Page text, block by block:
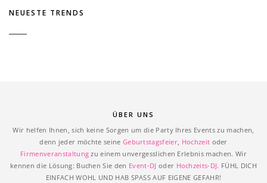
NEUESTE TRENDS
ÜBER UNS
Wir helfen Ihnen, sich keine Sorgen um die Party Ihres Events zu machen,
denn jeder möchte seine Geburtstagsfeier, Hochzeit oder
Firmenveranstaltung zu einem unvergesslichen Erlebnis machen. Wir
kennen die Lösung: Buchen Sie den Event-DJ oder Hochzeits-DJ. FÜHL DICH
EINFACH WOHL UND HAB SPASS AUF EIGENE GEFAHR!